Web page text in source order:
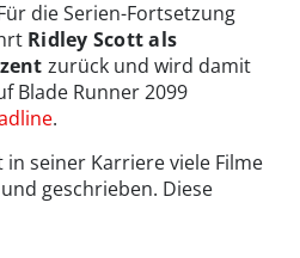
die Serien-Fortsetzung
Ridley Scott als
zurück und wird damit
Blade Runner 2099
.
in seiner Karriere viele Filme
geschrieben. Diese